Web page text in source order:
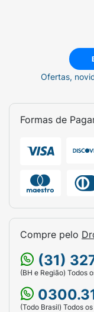
Ofertas,
Formas de
Compre pelo
(31)
(BH e Região) Todos
(Todo Brasil) Todos